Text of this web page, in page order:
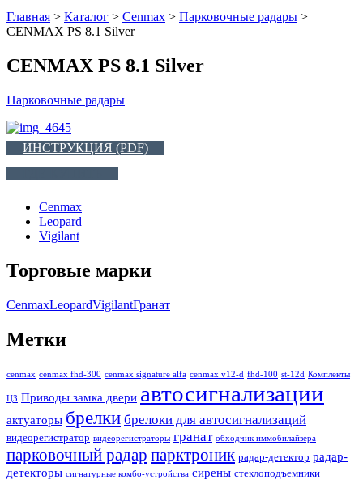
Главная > Каталог > Cenmax > Парковочные радары >
CENMAX PS 8.1 Silver
CENMAX PS 8.1 Silver
Парковочные радары
ИНСТРУКЦИЯ (PDF)
Cenmax
Leopard
Vigilant
Торговые марки
CenmaxLeopardVigilantГранат
Метки
cenmax cenmax fhd-300 cenmax signature alfa cenmax v12-d fhd-100 st-12d Комплекты
ЦЗ Приводы замка двери автосигнализации
актуаторы брелки брелоки для автосигнализаций
видеорегистратор видеорегистраторы гранат обходчик иммобилайзера
парковочный радар парктроник радар-детектор радар-
детекторы сигнатурные комбо-устройства сирены стеклоподъемники